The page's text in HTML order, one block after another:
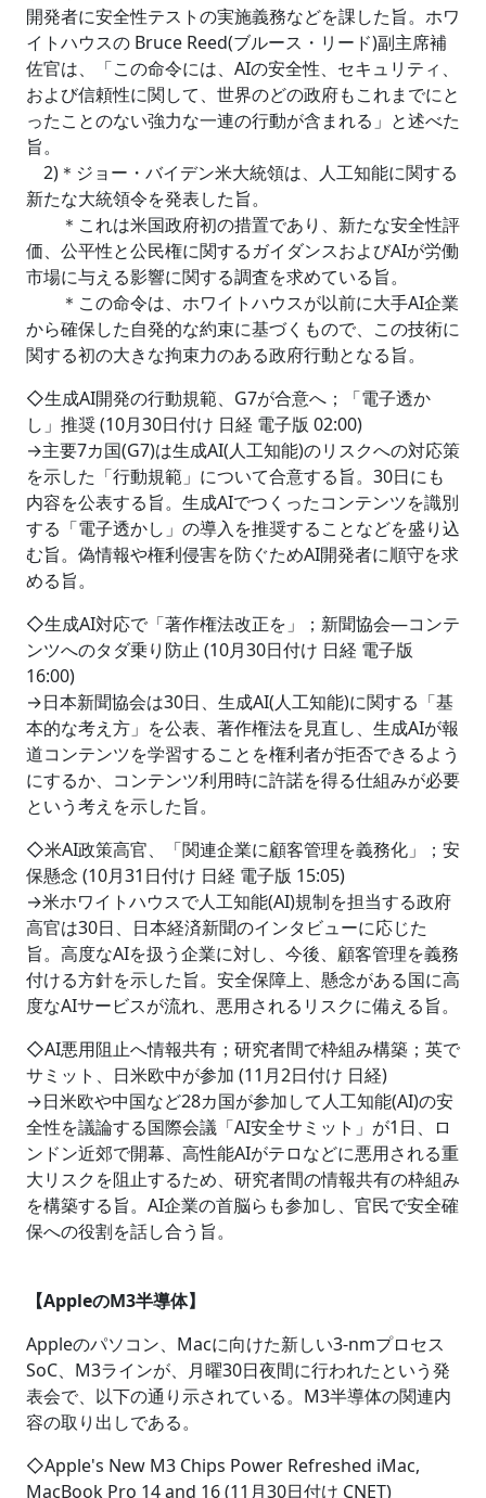
開発者に安全性テストの実施義務などを課した旨。ホワ
イトハウスの Bruce Reed(ブルース・リード)副主席補
佐官は、「この命令には、AIの安全性、セキュリティ、
および信頼性に関して、世界のどの政府もこれまでにと
ったことのない強力な一連の行動が含まれる」と述べた
旨。
2)＊ジョー・バイデン米大統領は、人工知能に関する
新たな大統領令を発表した旨。
＊これは米国政府初の措置であり、新たな安全性評
価、公平性と公民権に関するガイダンスおよびAIが労働
市場に与える影響に関する調査を求めている旨。
＊この命令は、ホワイトハウスが以前に大手AI企業
から確保した自発的な約束に基づくもので、この技術に
関する初の大きな拘束力のある政府行動となる旨。
◇生成AI開発の行動規範、G7が合意へ；「電子透か
し」推奨 (10月30日付け 日経 電子版 02:00)
→主要7カ国(G7)は生成AI(人工知能)のリスクへの対応策
を示した「行動規範」について合意する旨。30日にも
内容を公表する旨。生成AIでつくったコンテンツを識別
する「電子透かし」の導入を推奨することなどを盛り込
む旨。偽情報や権利侵害を防ぐためAI開発者に順守を求
める旨。
◇生成AI対応で「著作権法改正を」；新聞協会―コンテ
ンツへのタダ乗り防止 (10月30日付け 日経 電子版
16:00)
→日本新聞協会は30日、生成AI(人工知能)に関する「基
本的な考え方」を公表、著作権法を見直し、生成AIが報
道コンテンツを学習することを権利者が拒否できるよう
にするか、コンテンツ利用時に許諾を得る仕組みが必要
という考えを示した旨。
◇米AI政策高官、「関連企業に顧客管理を義務化」；安
保懸念 (10月31日付け 日経 電子版 15:05)
→米ホワイトハウスで人工知能(AI)規制を担当する政府
高官は30日、日本経済新聞のインタビューに応じた
旨。高度なAIを扱う企業に対し、今後、顧客管理を義務
付ける方針を示した旨。安全保障上、懸念がある国に高
度なAIサービスが流れ、悪用されるリスクに備える旨。
◇AI悪用阻止へ情報共有；研究者間で枠組み構築；英で
サミット、日米欧中が参加 (11月2日付け 日経)
→日米欧や中国など28カ国が参加して人工知能(AI)の安
全性を議論する国際会議「AI安全サミット」が1日、ロ
ンドン近郊で開幕、高性能AIがテロなどに悪用される重
大リスクを阻止するため、研究者間の情報共有の枠組み
を構築する旨。AI企業の首脳らも参加し、官民で安全確
保への役割を話し合う旨。
【AppleのM3半導体】
Appleのパソコン、Macに向けた新しい3-nmプロセス
SoC、M3ラインが、月曜30日夜間に行われたという発
表会で、以下の通り示されている。M3半導体の関連内
容の取り出しである。
◇Apple's New M3 Chips Power Refreshed iMac,
MacBook Pro 14 and 16 (11月30日付け CNET)